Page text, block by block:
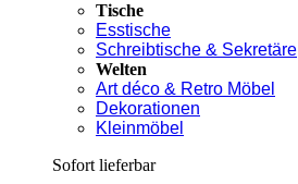
Tische
Esstische
Schreibtische & Sekretäre
Welten
Art déco & Retro Möbel
Dekorationen
Kleinmöbel
Sofort lieferbar